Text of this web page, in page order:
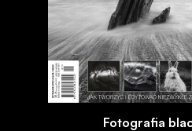
Fotografia